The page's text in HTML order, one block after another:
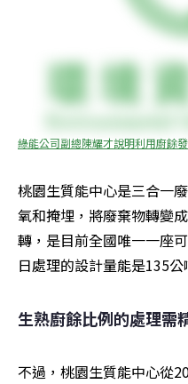
綠能公司副總陳耀才說明利用廚餘
桃園生質能中心是三合一
氧和掩埋，將廢棄物轉變
轉，是目前全國唯一一座
日處理的設計量能是135公
生熟廚餘比例的處理需
不過，桃園生質能中心從